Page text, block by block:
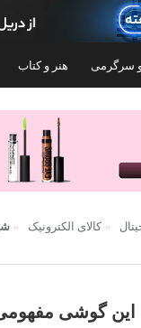
و سرگرمی هنر و کتاب
کالای الکترونیک
گوشی